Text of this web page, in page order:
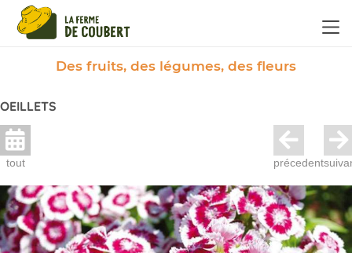
Des fruits, des légumes, des fleurs
OEILLETS
tout précedent
Panneau de gestion des cookies